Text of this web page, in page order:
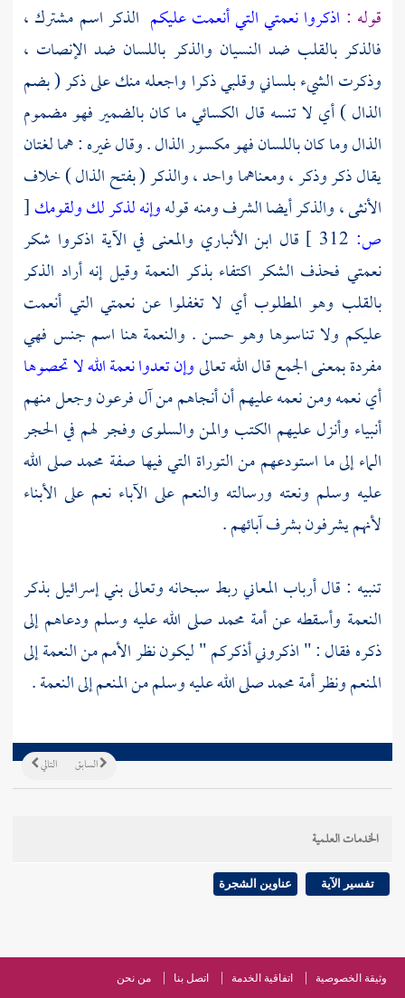
قوله : اذكروا نعمتي التي أنعمت عليكم الذكر اسم مشترك ،
فالذكر بالقلب ضد النسيان والذكر باللسان ضد الإنصات ،
وذكرت الشيء بلساني وقلبي ذكرا واجعله منك على ذكر ( بضم
الذال ) أي لا تنسه قال الكسائيما كان بالضمير فهو مضموم
الذال وما كان باللسان فهو مكسور الذال . وقال غيره : هما لغتان
يقال ذكر وذكر ، ومعناهما واحد ، والذكر ( بفتح الذال ) خلاف
الأنثى ، والذكر أيضا الشرف ومنه قولهوإنه لذكر لك ولقومك[
ص:
قال ابن الأنباري والمعنى في الآية اذكروا شكر
نعمتي فحذف الشكر اكتفاء بذكر النعمة وقيل إنه أراد الذكر
بالقلب وهو المطلوب أي لا تغفلوا عن نعمتي التي أنعمت
عليكم ولا تناسوها وهو حسن . والنعمة هنا اسم جنس فهي
مفردة بمعنى الجمع قال الله تعالىوإن تعدوا نعمة الله لا تحصوها
أي نعمه ومن نعمه عليهم أن أنجاهم منآل فرعونوجعل منهم
أنبياء وأنزل عليهم الكتب والمن والسلوى وفجر لهم في الحجر
الماء إلى ما استودعهم من التوراة التي فيها صفة محمدصلى الله
عليه وسلم ونعته ورسالته والنعم على الآباء نعم على الأبناء
لأنهم يشرفون بشرف آبائهم .
تنبيه : قال أرباب المعاني ربط سبحانه وتعالىبني إسرائيلبذكر
النعمة وأسقطه عن أمة محمدصلى الله عليه وسلم ودعاهم إلى
ذكره فقال : " اذكروني أذكركم " ليكون نظر الأمم من النعمة إلى
المنعم ونظر أمةمحمدصلى الله عليه وسلم من المنعم إلى النعمة .
التالي السابق
الخدمات العلمية
تفسير الآية عناوين الشجرة
وثيقة الخصوصية اتفاقية الخدمة اتصل بنا من نحن